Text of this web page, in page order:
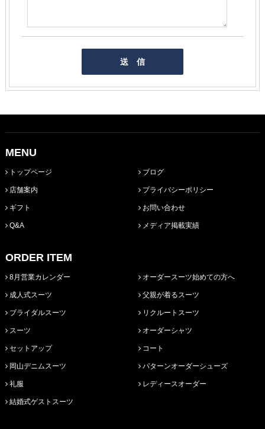
MENU
トップページ
店舗案内
ギフト
Q&A
ブログ
プライバシーポリシー
お問い合わせ
メディア掲載実績
ORDER ITEM
8月営業カレンダー
成人式スーツ
ブライダルスーツ
スーツ
セットアップ
岡山デニムスーツ
礼服
結婚式ゲストスーツ
オーダースーツ始めての方へ
父親が着るスーツ
リクルートスーツ
オーダーシャツ
コート
パターンオーダーシューズ
レディースオーダー